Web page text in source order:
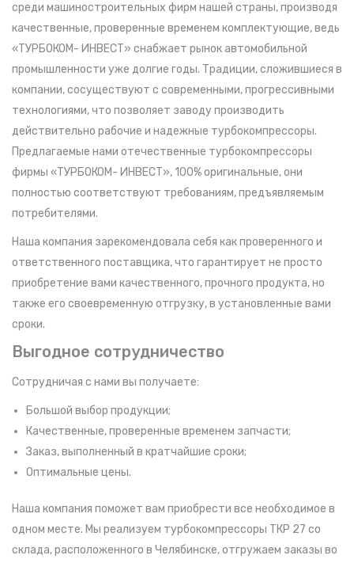
среди машиностроительных фирм нашей страны, производя
качественные, проверенные временем комплектующие, ведь
«ТУРБОКОМ- ИНВЕСТ» снабжает рынок автомобильной
промышленности уже долгие годы. Традиции, сложившиеся в
компании, сосуществуют с современными, прогрессивными
технологиями, что позволяет заводу производить
действительно рабочие и надежные турбокомпрессоры.
Предлагаемые нами отечественные турбокомпрессоры
фирмы «ТУРБОКОМ- ИНВЕСТ», 100% оригинальные, они
полностью соответствуют требованиям, предъявляемым
потребителями.
Наша компания зарекомендовала себя как проверенного и
ответственного поставщика, что гарантирует не просто
приобретение вами качественного, прочного продукта, но
также его своевременную отгрузку, в установленные вами
сроки.
Выгодное сотрудничество
Сотрудничая с нами вы получаете:
Большой выбор продукции;
Качественные, проверенные временем запчасти;
Заказ, выполненный в кратчайшие сроки;
Оптимальные цены.
Наша компания поможет вам приобрести все необходимое в
одном месте. Мы реализуем турбокомпрессоры ТКР 27 со
склада, расположенного в Челябинске, отгружаем заказы во